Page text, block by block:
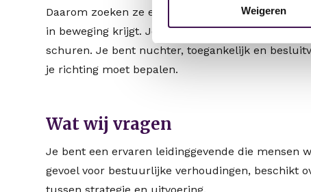
Weigeren
Daarom zoeken ze een teamleider met een
in beweging krijgt. Je voelt je thuis in een
schuren. Je bent nuchter, toegankelijk en
je richting moet bepalen.
Wat wij vragen
Je bent een ervaren leidinggevende die mensen
gevoel voor bestuurlijke verhoudingen, beschikt